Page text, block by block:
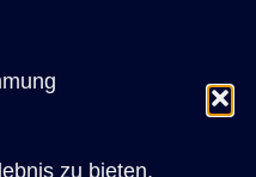
zu bieten,